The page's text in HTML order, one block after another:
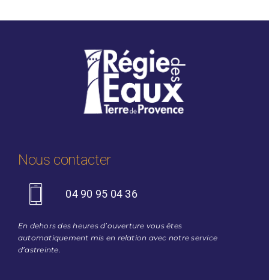
Nous contacter
04 90 95 04 36
En dehors des heures d’ouverture vous êtes
automatiquement mis en relation avec notre service
d’astreinte.